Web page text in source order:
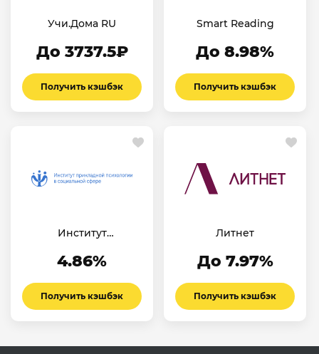
Учи.Дома RU
До 3737.5₽
Получить кэшбэк
Smart Reading
До 8.98%
Получить кэшбэк
Институт
психологии в
4.86%
Получить кэшбэк
Литнет
До 7.97%
Получить кэшбэк